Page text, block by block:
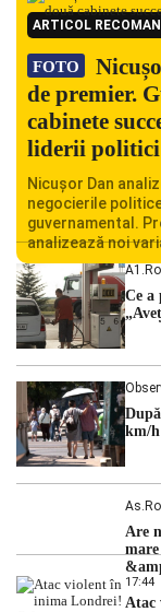
ARTICOL
FOTO
de premier.
cabinete
liderii politici
Nicușor Dan
negocierile
guvernamental.
analizează noi
liderii politici.
guvern tehnocrat
succesive.
România
A1.ro
Ce a
km/
As.ro
Are
17:44
Atac